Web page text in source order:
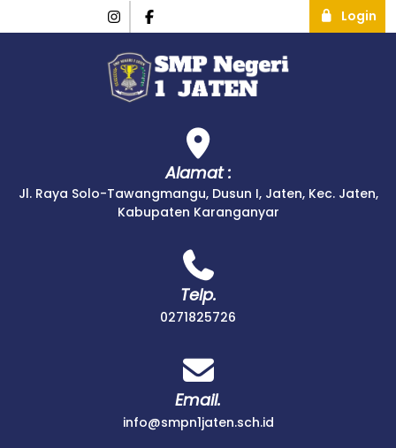
Login
Alamat :
Jl. Raya Solo-Tawangmangu, Dusun I, Jaten, Kec. Jaten,
Kabupaten Karanganyar
Telp.
0271825726
Email.
info@smpn1jaten.sch.id